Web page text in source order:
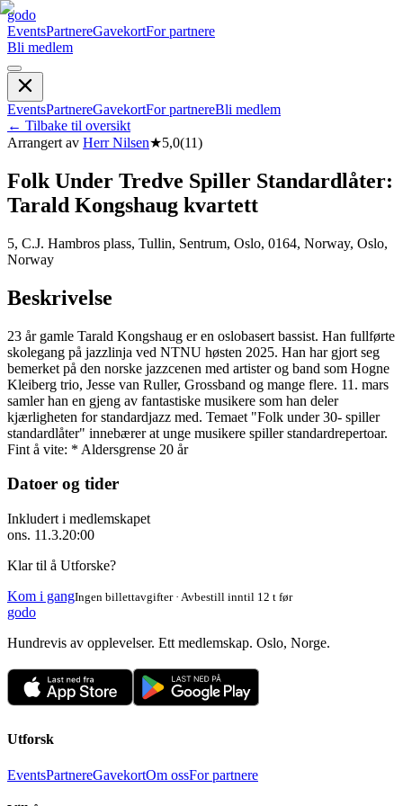
godo
EventsPartnereGavekortFor partnere
Bli medlem
EventsPartnereGavekortFor partnereBli medlem
← Tilbake til oversikt
Arrangert av Herr Nilsen★5,0(11)
Folk Under Tredve Spiller Standardlåter:
Tarald Kongshaug kvartett
5, C.J. Hambros plass, Tullin, Sentrum, Oslo, 0164, Norway, Oslo,
Norway
Beskrivelse
23 år gamle Tarald Kongshaug er en oslobasert bassist. Han fullførte
skolegang på jazzlinja ved NTNU høsten 2025. Han har gjort seg
bemerket på den norske jazzcenen med artister og band som Hogne
Kleiberg trio, Jesse van Ruller, Grossband og mange flere. 11. mars
samler han en gjeng av fantastiske musikere som han deler
kjærligheten for standardjazz med. Temaet "Folk under 30- spiller
standardlåter" innebærer at unge musikere spiller standardrepertoar.
Fint å vite: * Aldersgrense 20 år
Datoer og tider
Inkludert i medlemskapet
ons. 11.3.20:00
Klar til å Utforske?
Kom i gangIngen billettavgifter · Avbestill inntil 12 t før
godo
Hundrevis av opplevelser. Ett medlemskap. Oslo, Norge.
Utforsk
EventsPartnereGavekortOm ossFor partnere